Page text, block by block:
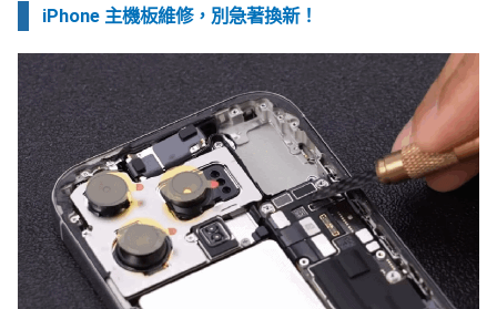
iPhone 主機板維修，別急著換新！